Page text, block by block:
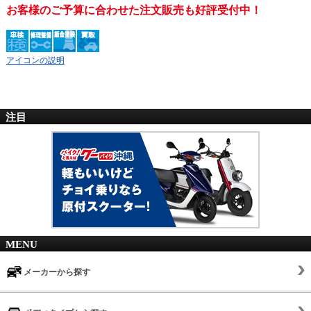
お客様のご予算に合わせた注文販売も好評受付中！
アイコンの説明
注目
MENU
メーカーから探す